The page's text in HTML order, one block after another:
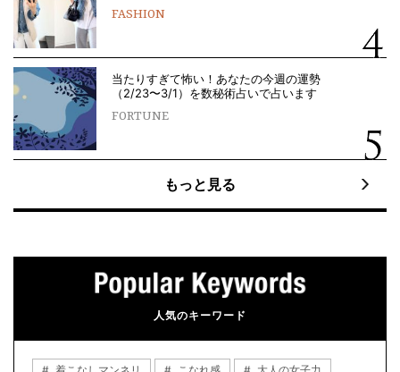
FASHION
当たりすぎて怖い！あなたの今週の運勢
（2/23〜3/1）を数秘術占いで占います
FORTUNE
もっと見る
人気のキーワード